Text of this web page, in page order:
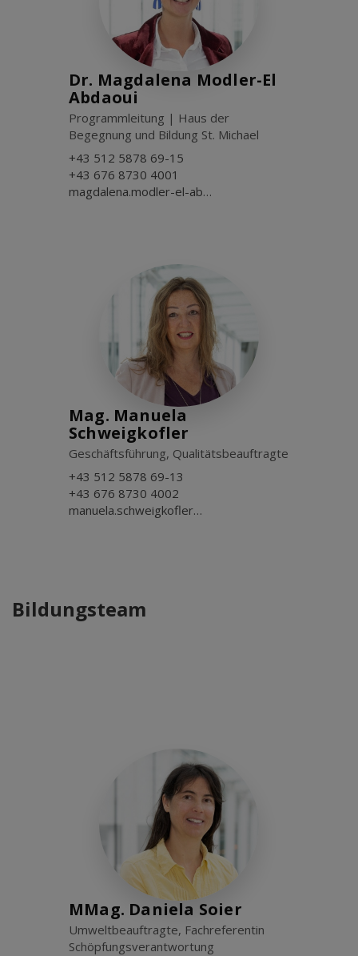
Dr. Magdalena Modler-El
Abdaoui
Programmleitung | Haus der
Begegnung und Bildung St. Michael
+43 512 5878 69-15
+43 676 8730 4001
magdalena.modler-el-abdaoui@dibk.at
Mag. Manuela
Schweigkofler
Geschäftsführung, Qualitätsbeauftragte
+43 512 5878 69-13
+43 676 8730 4002
manuela.schweigkofler@dibk.at
Bildungsteam
MMag. Daniela Soier
Umweltbeauftragte, Fachreferentin
Schöpfungsverantwortung